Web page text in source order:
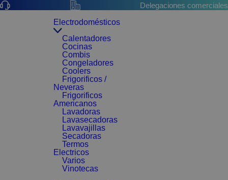
Delegaciones comerciales
Electrodomésticos
Calentadores
Cocinas
Combis
Congeladores
Coolers
Frigorificos /
Neveras
Frigorificos
Americanos
Lavadoras
Lavasecadoras
Lavavajillas
Secadoras
Termos
Electricos
Varios
Vinotecas